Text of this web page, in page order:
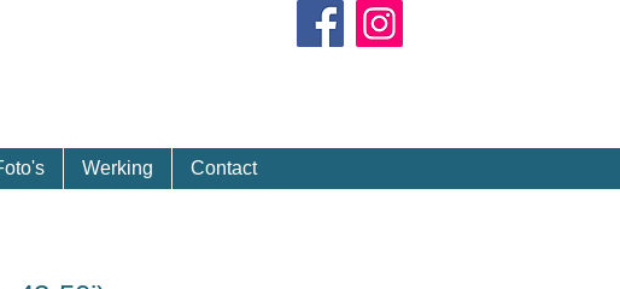
Werking Contact